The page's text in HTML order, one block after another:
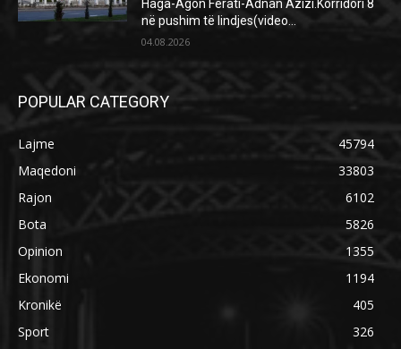
Haga-Agon Ferati-Adnan Azizi.Korridori 8
në pushim të lindjes(video...
04.08.2026
POPULAR CATEGORY
Lajme
45794
Maqedoni
33803
Rajon
6102
Bota
5826
Opinion
1355
Ekonomi
1194
Kronikë
405
Sport
326